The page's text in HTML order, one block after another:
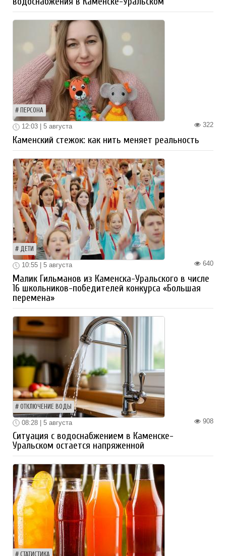
ПЕРСОНА
322
12:03 | 5 августа
Каменский стежок: как нить меняет реальность
ДЕТИ
640
10:55 | 5 августа
Малик Гильманов из Каменска-Уральского в числе
16 школьников-победителей конкурса «Большая
перемена»
ОТКЛЮЧЕНИЕ ВОДЫ
908
08:28 | 5 августа
Ситуация с водоснабжением в Каменске-
Уральском остается напряженной
СТАТИСТИКА